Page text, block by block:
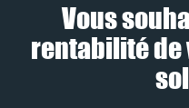
Vous
rentabilité